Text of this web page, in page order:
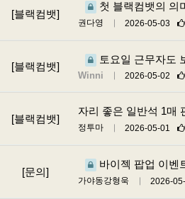
[블랙컴뱃]
첫 블랙컴뱃의 의
권다영 2026-05-03
[블랙컴뱃]
토요일 근무자도
Winni 2026-05-02
[블랙컴뱃]
자리 좋은 일반석 1매
정투마 2026-05-01
[문의]
바이젝 팝업 이벤
가야동강형욱 2026-